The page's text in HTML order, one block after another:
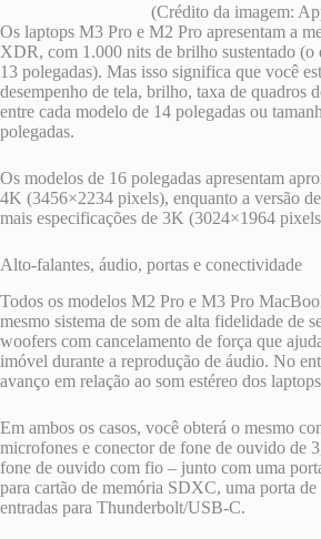
(Crédito da imagem:
Os laptops M3 Pro e M2 Pro apresentam a
XDR, com 1.000 nits de brilho sustentado
13 polegadas). Mas isso significa que você
desempenho de tela, brilho, taxa de quadros
entre cada modelo de 14 polegadas ou
polegadas.
Os modelos de 16 polegadas apresentam
4K (3456×2234 pixels), enquanto a versão
mais especificações de 3K (3024×1964
Alto-falantes, áudio, portas e conectividade
Todos os modelos M2 Pro e M3 Pro
mesmo sistema de som de alta fidelidade de
woofers com cancelamento de força que
imóvel durante a reprodução de áudio. No
avanço em relação ao som estéreo dos
Em ambos os casos, você obterá o mesmo
microfones e conector de fone de ouvido de
fone de ouvido com fio – junto com uma
para cartão de memória SDXC, uma porta
entradas para Thunderbolt/USB-C.